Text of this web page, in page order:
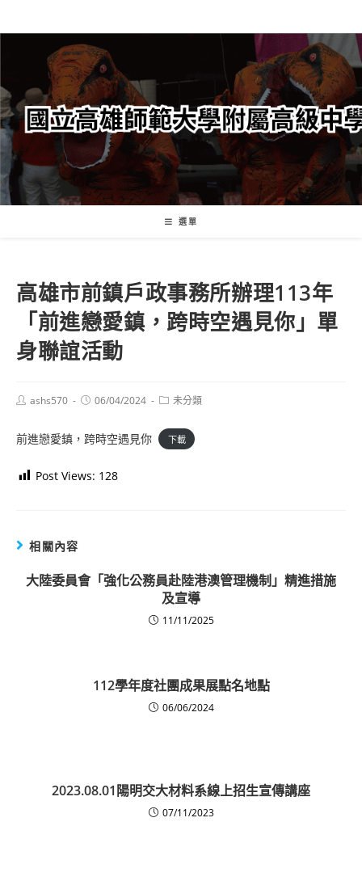
轉
要
內
容
選單
高雄市前鎮戶政事務所辦理113年
「前進戀愛鎮，跨時空遇見你」單
身聯誼活動
Postashs570
Post06/04/2024
Post未分類
前進戀愛鎮，跨時空遇見你 下載
Post Views: 128
相關內容
大陸委員會「強化公務員赴陸港澳管理機制」精進措施
及宣導
11/11/2025
112學年度社團成果展點名地點
06/06/2024
2023.08.01陽明交大材料系線上招生宣傳講座
07/11/2023